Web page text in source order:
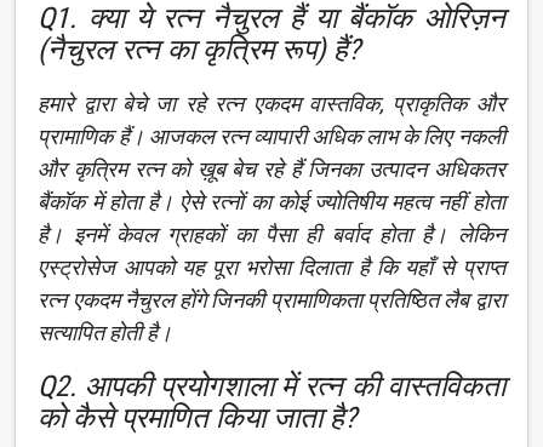
Q1. क्या ये रत्न नैचुरल हैं या बैंकॉक ओरिज़न
(नैचुरल रत्न का कृत्रिम रूप) हैं?
हमारे द्वारा बेचे जा रहे रत्न एकदम वास्तविक, प्राकृतिक और
प्रामाणिक हैं। आजकल रत्न व्यापारी अधिक लाभ के लिए नकली
और कृत्रिम रत्न को ख़ूब बेच रहे हैं जिनका उत्पादन अधिकतर
बैंकॉक में होता है। ऐसे रत्नों का कोई ज्योतिषीय महत्व नहीं होता
है। इनमें केवल ग्राहकों का पैसा ही बर्वाद होता है। लेकिन
एस्ट्रोसेज आपको यह पूरा भरोसा दिलाता है कि यहाँ से प्राप्त
रत्न एकदम नैचुरल होंगे जिनकी प्रामाणिकता प्रतिष्ठित लैब द्वारा
सत्यापित होती है।
Q2. आपकी प्रयोगशाला में रत्न की वास्तविकता
को कैसे प्रमाणित किया जाता है?